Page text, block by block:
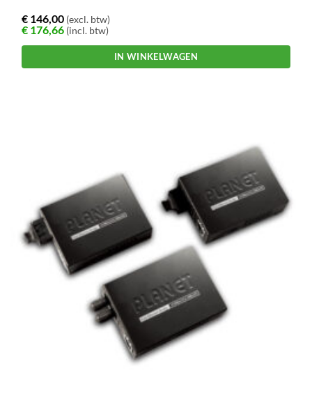
€ 146,00 (excl. btw)
€ 176,66 (incl. btw)
IN WINKELWAGEN